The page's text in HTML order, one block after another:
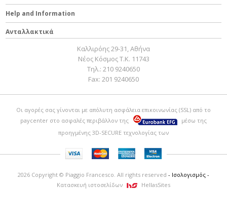
Help and Information
Ανταλλακτικά
Καλλιρόης 29-31, Αθήνα
Νέος Κόσμος Τ.Κ. 11743
Τηλ.: 210 9240650
Fax: 201 9240650
Οι αγορές σας γίνονται με απόλυτη ασφάλεια επικοινωνίας (SSL) από το
paycenter στο ασφαλές περιβάλλον της
μέσω της
προηγμένης 3D-SECURE τεχνολογίας των
2026 Copyright © Piaggio Francesco. All rights reserved - Ισολογισμός -
Κατασκευή ιστοσελίδων
HellasSites